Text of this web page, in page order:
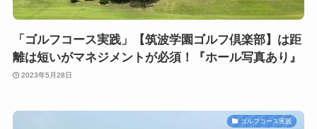
「ゴルフコース実践」【筑波学園ゴルフ倶楽部】は距
離は短いがマネジメントが必須！『ホール写真あり』
2023年5月28日
ゴルフコース実践